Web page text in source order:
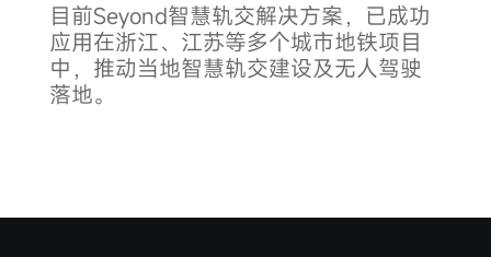
目前Seyond智慧轨交解决方案，已成功
应用在浙江、江苏等多个城市地铁项目
中，推动当地智慧轨交建设及无人驾驶
落地。